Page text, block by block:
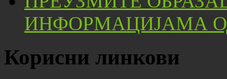
ИНФОРМАЦИЈАМА
Корисни линкови